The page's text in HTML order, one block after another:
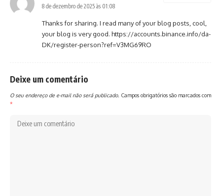
8 de dezembro de 2025 às 01:08
Thanks for sharing. I read many of your blog posts, cool,
your blog is very good. https://accounts.binance.info/da-
DK/register-person?ref=V3MG69RO
Deixe um comentário
O seu endereço de e-mail não será publicado. Campos obrigatórios são marcados com
*